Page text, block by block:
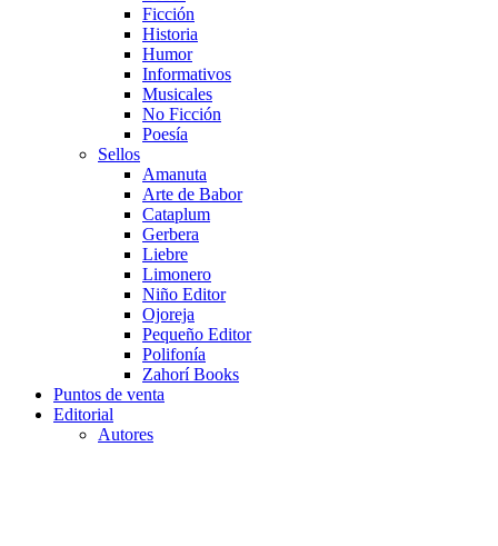
Ficción
Historia
Humor
Informativos
Musicales
No Ficción
Poesía
Sellos
Amanuta
Arte de Babor
Cataplum
Gerbera
Liebre
Limonero
Niño Editor
Ojoreja
Pequeño Editor
Polifonía
Zahorí Books
Puntos de venta
Editorial
Autores